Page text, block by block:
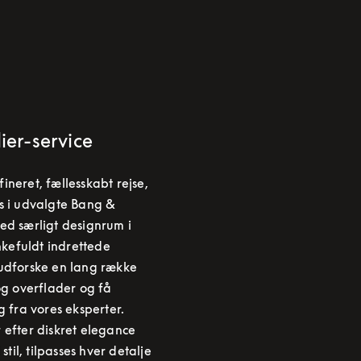
service
fællesskabt rejse,
i udvalgte Bang &
særligt designrum i
indrettede
en lang række
overflader og få
fra vores eksperter.
efter diskret elegance
tilpasses hver detalje